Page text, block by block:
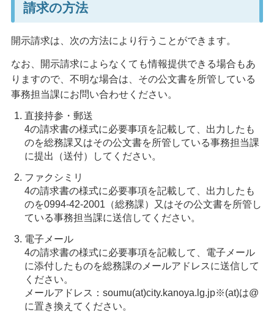
請求の方法
開示請求は、次の方法により行うことができます。
なお、開示請求によらなくても情報提供できる場合もあ
りますので、不明な場合は、その公文書を所管している
事務担当課にお問い合わせください。
直接持参・郵送
4の請求書の様式に必要事項を記載して、出力したも
のを総務課又はその公文書を所管している事務担当課
に提出（送付）してください。
ファクシミリ
4の請求書の様式に必要事項を記載して、出力したも
のを0994-42-2001（総務課）又はその公文書を所管し
ている事務担当課に送信してください。
電子メール
4の請求書の様式に必要事項を記載して、電子メール
に添付したものを総務課のメールアドレスに送信して
ください。
メールアドレス：soumu(at)city.kanoya.lg.jp※(at)は@
に置き換えてください。